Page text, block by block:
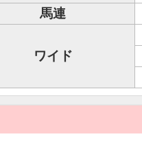
馬連
ワイド